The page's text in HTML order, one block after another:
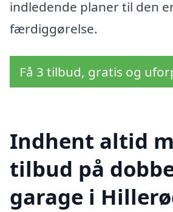
indledende planer til den
færdiggørelse.
Få 3 tilbud, gratis og
Indhent altid
tilbud på
garage i